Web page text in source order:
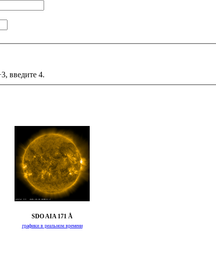
введите 4.
SDO AIA 171 Å
графики в реальном времени